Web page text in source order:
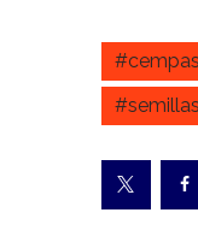
#semillas